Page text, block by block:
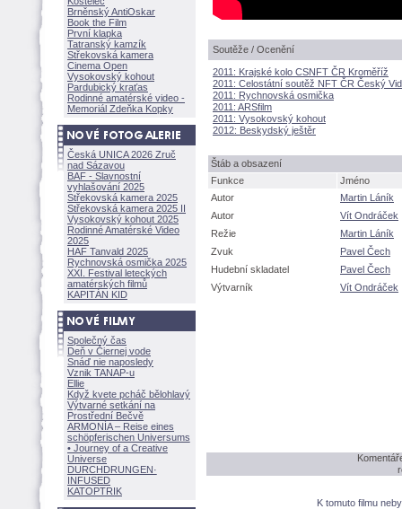
Brněnský AntiOskar
Book the Film
První klapka
Tatranský kamzík
Střekovská kamera
Cinema Open
Vysokovský kohout
Pardubický kraťas
Rodinné amatérské video -
Memoriál Zdeňka Kopky
Česká UNICA 2026 Zruč
nad Sázavou
BAF - Slavnostní
vyhlašování 2025
Střekovská kamera 2025
Střekovská kamera 2025 II
Vysokovský kohout 2025
Rodinné Amatérské Video
2025
HAF Tanvald 2025
Rychnovská osmička 2025
XXI. Festival leteckých
amatérských filmů
KAPITÁN KID
Společný čas
Deň v Čiernej vode
Snáď nie naposledy
Vznik TANAP-u
Ellie
Když kvete pcháč bělohlavý
Výtvarné setkání na
Prostřední Bečvě
ARMONÍA – Reise eines
schöpferischen Universums
• Journey of a Creative
Universe
DURCHDRUNGEN·
INFUSED
KATOPTRIK
Soutěže / Ocenění
2011: Krajské kolo CSNFT ČR Kroměříž
2011: Celostátní soutěž NFT ČR Český
2011: Rychnovská osmička
2011: ARSfilm
2011: Vysokovský kohout
2012: Beskydský ještěr
táb a obsazení
Funkce
Jméno
Autor
Martin Láník
Autor
Vít Ondráček
Režie
Martin Láník
Zvuk
Pavel Čech
Hudební skladatel
Pavel Čech
Výtvarník
Vít Ondráček
K tomuto filmu